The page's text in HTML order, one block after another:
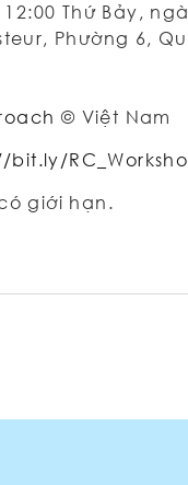
Thứ Bảy,
Phường 6,
© Việt Nam
bit.ly/
giới hạn.